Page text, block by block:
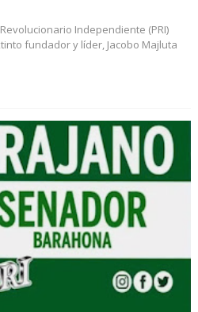
Revolucionario Independiente (PRI)
fundador y líder, Jacobo Majluta